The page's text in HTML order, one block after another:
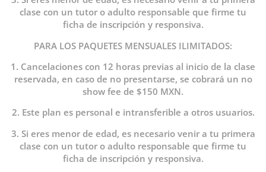
clase con un tutor o adulto responsable que firme tu
ficha de inscripción y responsiva.
PARA LOS PAQUETES MENSUALES ILIMITADOS:
1. Cancelaciones con 12 horas previas al inicio de la clase
reservada, en caso de no presentarse, se cobrará un no
show fee de $150 MXN.
2. Este plan es personal e intransferible a otros usuarios.
3. Si eres menor de edad, es necesario venir a tu primera
clase con un tutor o adulto responsable que firme tu
ficha de inscripción y responsiva.